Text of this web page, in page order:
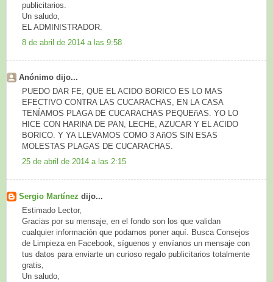
publicitarios.
Un saludo,
EL ADMINISTRADOR.
8 de abril de 2014 a las 9:58
Anónimo dijo...
PUEDO DAR FE, QUE EL ACIDO BORICO ES LO MAS
EFECTIVO CONTRA LAS CUCARACHAS, EN LA CASA
TENÍAMOS PLAGA DE CUCARACHAS PEQUEñAS. YO LO
HICE CON HARINA DE PAN, LECHE, AZUCAR Y EL ACIDO
BORICO. Y YA LLEVAMOS COMO 3 AñOS SIN ESAS
MOLESTAS PLAGAS DE CUCARACHAS.
25 de abril de 2014 a las 2:15
Sergio Martínez dijo...
Estimado Lector,
Gracias por su mensaje, en el fondo son los que validan
cualquier información que podamos poner aquí. Busca Consejos
de Limpieza en Facebook, síguenos y envíanos un mensaje con
tus datos para enviarte un curioso regalo publicitarios totalmente
gratis,
Un saludo,